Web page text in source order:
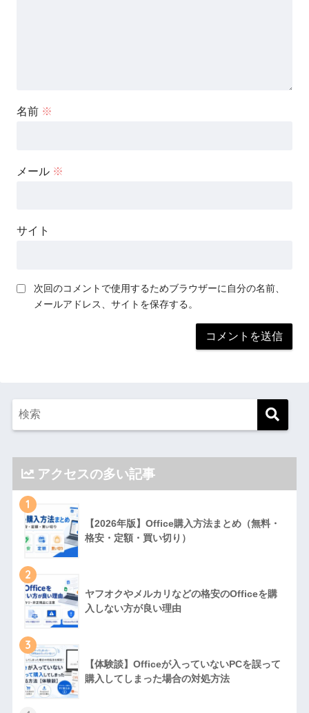
名前 ※
メール ※
サイト
次回のコメントで使用するためブラウザーに自分の名前、
メールアドレス、サイトを保存する。
アクセスの多い記事
1
【2026年版】Office購入方法まとめ（無料・
格安・定額・買い切り）
2
ヤフオクやメルカリなどの格安のOfficeを購
入しない方が良い理由
3
【体験談】Officeが入っていないPCを誤って
購入してしまった場合の対処方法